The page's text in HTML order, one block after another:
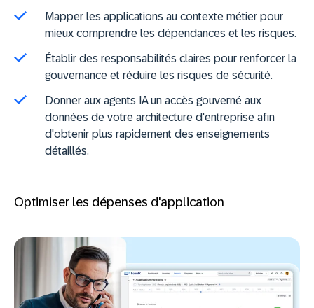
Mapper les applications au contexte métier pour
mieux comprendre les dépendances et les risques.
Établir des responsabilités claires pour renforcer la
gouvernance et réduire les risques de sécurité.
Donner aux agents IA un accès gouverné aux
données de votre architecture d'entreprise afin
d'obtenir plus rapidement des enseignements
détaillés.
Optimiser les dépenses d'application